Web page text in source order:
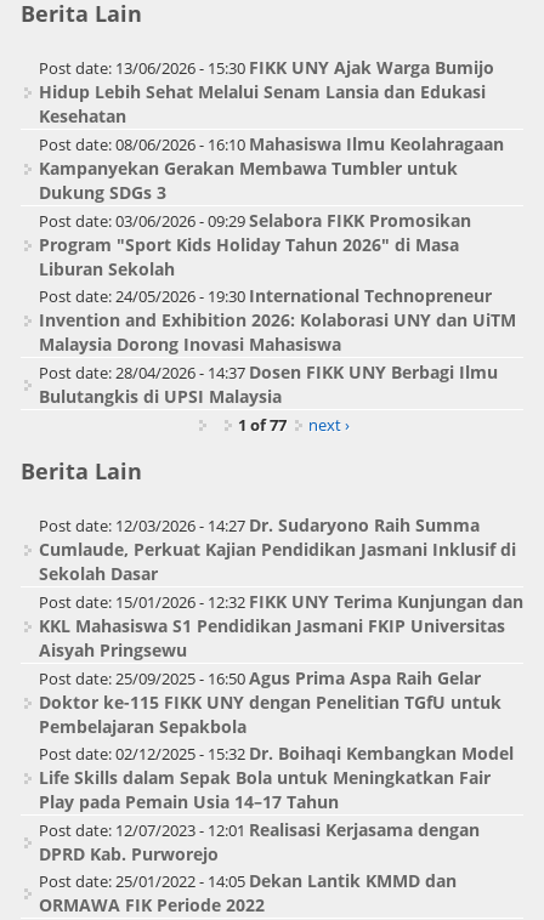
Berita Lain
Post date: 13/06/2026 - 15:30 FIKK UNY Ajak Warga Bumijo
Hidup Lebih Sehat Melalui Senam Lansia dan Edukasi
Kesehatan
Post date:08/06/2026 - 16:10 Mahasiswa Ilmu Keolahragaan
Kampanyekan Gerakan Membawa Tumbler untuk
Dukung SDGs 3
Post date:03/06/2026 - 09:29Selabora FIKK Promosikan
Program "Sport Kids Holiday Tahun 2026" di Masa
Liburan Sekolah
Post date:24/05/2026 - 19:30 International Technopreneur
Invention and Exhibition 2026: Kolaborasi UNY dan UiTM
Malaysia Dorong Inovasi Mahasiswa
Post date:28/04/2026 - 14:37 Dosen FIKK UNY Berbagi Ilmu
Bulutangkis di UPSI Malaysia
1 of 77 next ›
Berita Lain
Post date: 12/03/2026 - 14:27 Dr. Sudaryono Raih Summa
Cumlaude, Perkuat Kajian Pendidikan Jasmani Inklusif di
Sekolah Dasar
Post date: 15/01/2026 - 12:32 FIKK UNY Terima Kunjungan dan
KKL Mahasiswa S1 Pendidikan Jasmani FKIP Universitas
Aisyah Pringsewu
Post date:25/09/2025 - 16:50Agus Prima Aspa Raih Gelar
Doktor ke-115 FIKK UNY dengan Penelitian TGfU untuk
Pembelajaran Sepakbola
Post date:02/12/2025 - 15:32 Dr. Boihaqi Kembangkan Model
Life Skills dalam Sepak Bola untuk Meningkatkan Fair
Play pada Pemain Usia 14–17 Tahun
Post date: 12/07/2023 - 12:01 Realisasi Kerjasama dengan
DPRD Kab. Purworejo
Post date:25/01/2022 - 14:05 Dekan Lantik KMMD dan
ORMAWA FIK Periode 2022